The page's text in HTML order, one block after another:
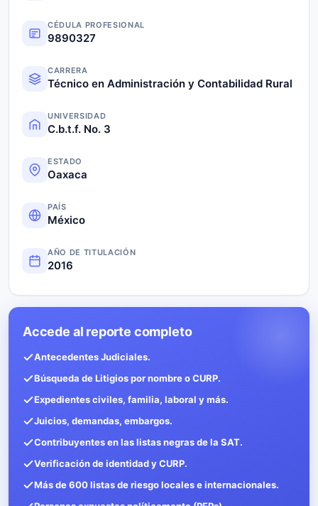
CÉDULA PROFESIONAL
9890327
CARRERA
Técnico en Administración y Contabilidad Rural
UNIVERSIDAD
C.b.t.f. No. 3
ESTADO
Oaxaca
PAÍS
México
AÑO DE TITULACIÓN
2016
Accede al reporte completo
Antecedentes Judiciales.
Búsqueda de Litigios por nombre o CURP.
Expedientes civiles, familia, laboral y más.
Juicios, demandas, embargos.
Contribuyentes en las listas negras de la SAT.
Verificación de identidad y CURP.
Más de 600 listas de riesgo locales e internacionales.